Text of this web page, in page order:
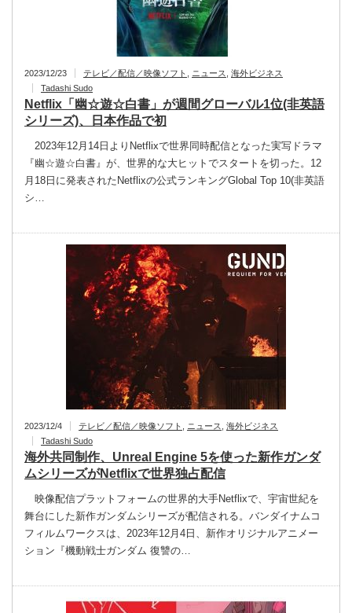
2023/12/23 テレビ／配信／映像ソフト ニュース
海外ビジネス
Tadashi Sudo
Netflix「幽☆遊☆白書」が週間グローバル1位(非英語
シリーズ)、日本作品で初
2023年12月14日よりNetflixで世界同時配信となった実写ドラマ
『幽☆遊☆白書』が、世界的な大ヒットでスタートを切った。12
月18日に発表されたNetflixの公式ランキングGlobal Top 10(非英語
シ…
2023/12/4 テレビ／配信／映像ソフト ニュース
海外ビジネス
Tadashi Sudo
海外共同制作、Unreal Engine 5を使った新作ガンダ
ムシリーズがNetflixで世界独占配信
映像配信プラットフォームの世界的大手Netflixで、宇宙世紀を
舞台にした新作ガンダムシリーズが配信される。バンダイナムコ
フィルムワークスは、2023年12月4日、新作オリジナルアニメー
ション『機動戦士ガンダム 復讐の…